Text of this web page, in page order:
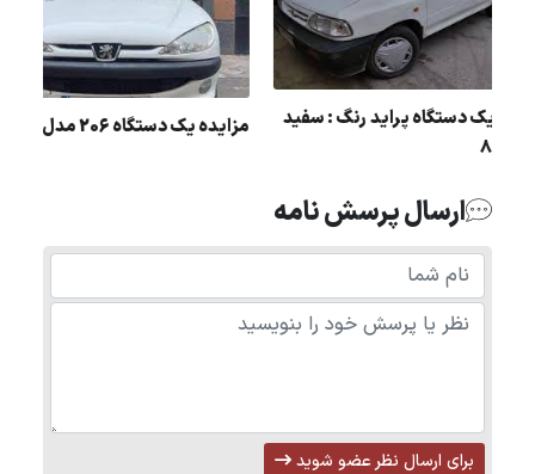
مزایده یک دستگاه 206 مدل : 83
مزایده یک دستگاه پراید رنگ : سفید
مدل : 85
ارسال پرسش نامه
برای ارسال نظر عضو شوید